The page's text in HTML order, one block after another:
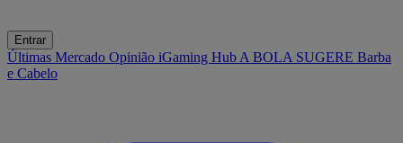
Entrar
Últimas Mercado Opinião iGaming Hub A BOLA SUGERE Barba
e Cabelo